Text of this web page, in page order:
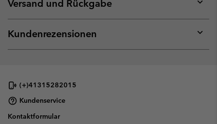
Versand und Rückgabe
or
Kundenrezensionen
or
(+)41315282015
Kundenservice
Kontaktformular